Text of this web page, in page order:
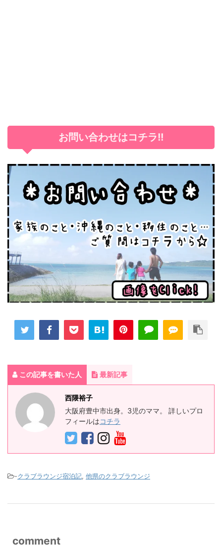
お問い合わせはコチラ!!
この記事を書いた人 最新記事
西隈裕子
大阪府豊中市出身。3児のママ。 詳しいプロ
フィールはコチラ
-クラブラウンジ宿泊記, 他県のクラブラウンジ
comment